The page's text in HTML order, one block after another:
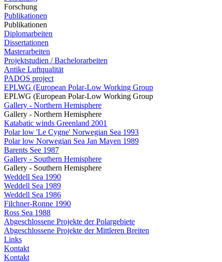
Forschung
Publikationen
Publikationen
Diplomarbeiten
Dissertationen
Masterarbeiten
Projektstudien / Bachelorarbeiten
Antike Luftqualität
PADOS project
EPLWG (European Polar-Low Working Group
EPLWG (European Polar-Low Working Group
Gallery - Northern Hemisphere
Gallery - Northern Hemisphere
Katabatic winds Greenland 2001
Polar low 'Le Cygne' Norwegian Sea 1993
Polar low Norwegian Sea Jan Mayen 1989
Barents See 1987
Gallery - Southern Hemisphere
Gallery - Southern Hemisphere
Weddell Sea 1990
Weddell Sea 1989
Weddell Sea 1986
Filchner-Ronne 1990
Ross Sea 1988
Abgeschlossene Projekte der Polargebiete
Abgeschlossene Projekte der Mittleren Breiten
Links
Kontakt
Kontakt